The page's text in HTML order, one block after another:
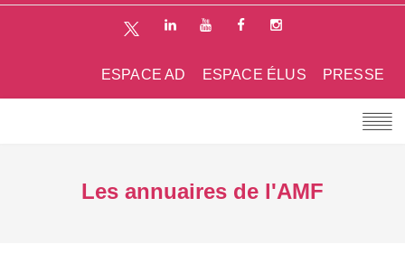
PRESSE
ESPACE ÉLUS
ESPACE AD
Les annuaires de l'AMF